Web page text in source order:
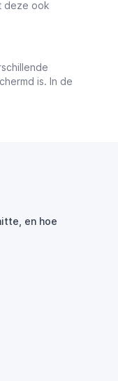
deze ook
is. In de
en hoe